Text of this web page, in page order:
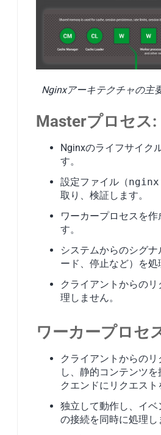
Nginxアーキテクチャの主
Masterプロセス:
Nginxのライフサイク
す。
設定ファイル（
取り、検証します。
ワーカープロセスを作
す。
システムからのシグ
ード、停止など）を処
クライアントからの
理しません。
ワーカープロセ
クライアントからの
し、静的コンテンツ
クエンドにリクエスト
独立して動作し、イ
の接続を同時に処理し